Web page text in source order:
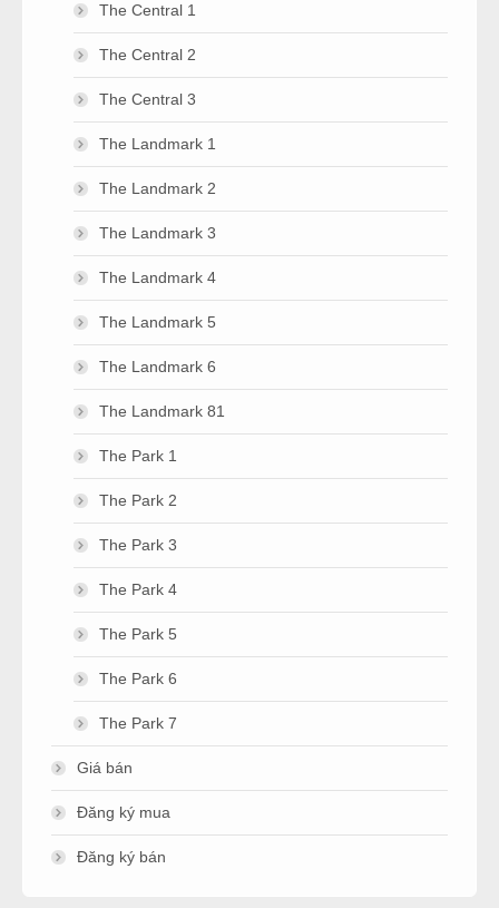
The Central 1
The Central 2
The Central 3
The Landmark 1
The Landmark 2
The Landmark 3
The Landmark 4
The Landmark 5
The Landmark 6
The Landmark 81
The Park 1
The Park 2
The Park 3
The Park 4
The Park 5
The Park 6
The Park 7
Giá bán
Đăng ký mua
Đăng ký bán